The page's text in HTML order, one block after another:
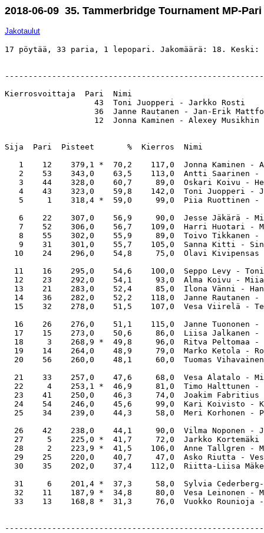
2018-06-09 35. Tammerbridge Tournament MP-
Jakotaulut
17 pöytää, 33 paria, 1 lepopari. Jakomäärä: 18.
Kierrosvoittaja  Pari  Nimi
43  Toni Juopperi - Jarkko Rosti
36  Janne Rautanen - Jan-Erik
12  Jonna Kaminen - Alexey Musikhin
Sija  Pari  Pisteet       %  Kierros
1    12    379,1 *  70,2    117,0  Jonna
2    53    343,0    63,5    113,0  Antti
3    44    328,0    60,7     89,0  Oskari Koivu
4    43    323,0    59,8    142,0  Toni
5     1    318,4 *  59,0     99,0  Piia
6    22    307,0    56,9     90,0
7    52    306,0    56,7    109,0  Harri
8    55    302,0    55,9     89,0  Toivo Tikkanen
9    31    301,0    55,7    105,0  Sanna
10    24    296,0    54,8     75,0  Olavi
11    16    295,0    54,6    100,0  Seppo
12    23    292,0    54,1     93,0
13    21    283,0    52,4     85,0  Ilona
14    36    282,0    52,2    118,0
15    32    278,0    51,5    107,0  Vesa
16    26    276,0    51,1    115,0  Janne
17    15    273,0    50,6     86,0
18     3    268,9 *  49,8     96,0
19    14    264,0    48,9     79,0  Marko Ketola
20    56    260,0    48,1     60,0
21    33    257,0    47,6     68,0  Vesa
22     4    253,1 *  46,9     81,0  Timo
23    41    250,0    46,3     74,0  Joakim
24    54    246,0    45,6     99,0  Kari
25    34    239,0    44,3     58,0  Meri
26    42    238,0    44,1     90,0  Vilma
27     5    225,0 *  41,7     72,0
28     2    223,9 *  41,5    106,0  Anne
29    25    220,0    40,7     47,0  Asko
30    35    202,0    37,4    112,0
31     6    201,4 *  37,3     58,0
32    11    187,9 *  34,8     80,0  Vesa
33    13    168,8 *  31,3     76,0  Vuokko
-----------------------------------------------------------------------------------------------
!                                              !                                              !
! 13        732                                ! 14        86                                 !
! Pohjoinen 752                                ! Itä       Q8                                 !
! Kaikki    Q83                                ! Ei kukaan K10                                !
!           Q976                               !           AJ98653                            !
! QJ9                 K10                      ! KQJ10954            A73                      !
! AJ843               K                        ! K5                  962                      !
! 6                   AK9752                   ! Q6                  AJ97432                  !
! A542                KJ83                     ! K10                 ---                      !
!           A8654                              !           2                                  !
!           Q1096                              !           AJ10743                            !
!           J104                               !           85                                 !
!           10                                 !           Q742                               !
!                                              !                                              !
! 6C E -1370                                   ! 7Cx S -800                                   !
!            C    D    H    S    N             !            C    D    H    S    N             !
! PE         1    2    3    4    2             ! P          9    0    8    0    0             !
! IL        12   11   10    9   11             ! E          :    :    7    :    :             !
!                                              ! IL         4   12    5   12    5             !
!                                              !                                              !
!                                              !                                              !
!                                              !                                              !
!  Pari  Sit      LK         Tulos   Pisteet   !  Pari  Sit      LK         Tulos   Pisteet   !
! 43 25  6N  W -3 S7       300      30,0  0,0  ! 14 54  5C  N -1 DA           -50  30,0  0,0  !
!  3 34  6C  E -2 SA       200      27,0  3,0  !  2 33  6C  N -3 SA          -150  28,0  2,0  !
!  6 31  6C  E -2 SA       200      27,0  3,0  !  5 36  3D  E +3 HA          -170  26,0  4,0  !
! 22 21  6C  E -1 SA       100      22,0  8,0  ! 53 13  4S  W  = HQ          -420  24,0  6,0  !
! 42 24  6C  E -1 H10      100      22,0  8,0  ! 43 25  5S  W  = HQ          -450  22,0  8,0  !
! 55 15  3N  W -1 S3       100      22,0  8,0  !  1 32  4S  W +2 HQ          -480  17,0 13,0  !
!  2 33  3D  E +2 C10         -150  18,0 12,0  !  3 34  4S  W +2 HQ          -480  17,0 13,0  !
!  1 32  3N  W  = S2          -600  15,0 15,0  ! 41 23  5S  W +1 HQ          -480  17,0 13,0  !
!  4 35  3N  W  = S2          -600  15,0 15,0  ! 52 12  4S  W +2 HQ          -480  17,0 13,0  !
!  5 36  3N  E +2 S5          -660   6,0 24,0  !  4 35  4S  W +3 CA          -510   8,0 22,0  !
! 14 54  3N  E +2 S4          -660   6,0 24,0  ! 22 21  4S  W +3 CA          -510   8,0 22,0  !
! 41 23  3N  E +2 S5          -660   6,0 24,0  ! 42 24  4S  W +3 CA          -510   8,0 22,0  !
! 44 26  3N  E +2 S4          -660   6,0 24,0  ! 44 26  5S  W +2 CA          -510   8,0 22,0  !
! 52 12  3N  E +2 S4          -660   6,0 24,0  ! 56 16  5S  W +2 CA          -510   8,0 22,0  !
! 53 13  3N  W +2 C7          -660   6,0 24,0  ! 55 15  5Sx W  = HQ          -650   2,0 28,0  !
! 56 16  3N  E +2 S5          -660   6,0 24,0  !  6 31  6S  W +1 CA         -1010   0,0 30,0  !
! -- 11                Lepokierros       10,5  ! -- 11                Lepokierros       10,5  !
!                                              !                                              !
!                                              !                                              !
-----------------------------------------------------------------------------------------------
!                                              !                                              !
! 15        Q1053                              ! 16        A876532                            !
! Etelä     3                                  ! Länsi     A942                               !
! P-E       A763                               ! I-L       ---                                !
!           AK75                               !           32                                 !
! AJ                  K64                      ! ---                 KQJ                      !
! AK10842             J975                     ! KJ1065              Q87                      !
! Q4                  KJ2                      ! A1096               KQ842                    !
! 1032                986                      ! Q1074               K5                       !
!           9872                               !           1094                               !
!           Q6                                 !           3                                  !
!           10985                              !           J753                               !
!           QJ4                                !           AJ986                              !
!                                              !                                              !
! 3H W -140                                    ! 5Sx S -100                                   !
!            C    D    H    S    N